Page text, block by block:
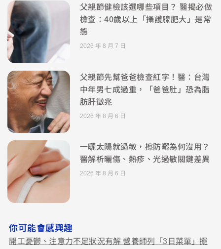
父親節健檢該選哪些項目？ 醫揭必做
檢查：40歲以上「攝護腺肥大」是常
態
2026 年 8 月 7 日
父親節先幫爸爸檢查紅字！醫：台灣
中年男七成過重，「爸爸肚」恐為脂
肪肝徵兆
2026 年 8 月 6 日
一曬太陽就過敏，擦防曬為何沒用？
醫解析曬傷、熱疹、光過敏關鍵差異
2026 年 8 月 6 日
你可能會感興趣
開工憂鬱、注意力不足狀況有解 營養師列「3日菜單」擺